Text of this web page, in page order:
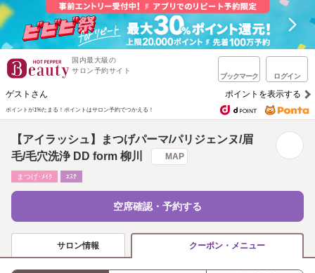
国内最大級の
サロン予約サイト
ブックマーク ログイン
ゲストさん ポイントを表示する
ポイントが1%たまる！ ポイントはサロン予約でつかえる！
【アイラッシュ】まつげパーマ/パリジェンヌ/眉
毛/毛穴洗浄 DD form 柳川
MAP
まつげ･ﾒｲｸ ｴｽﾃ
空席確認・予約する
サロン情報 クーポン・メニュー